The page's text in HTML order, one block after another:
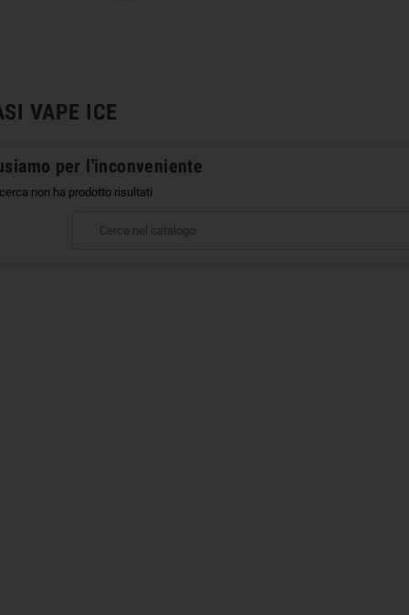
VAPE ICE
per l'inconveniente
non ha prodotto risultati